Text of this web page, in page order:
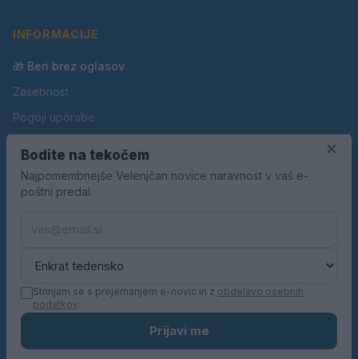
INFORMACIJE
🎁 Beri brez oglasov
Zasebnost
Pogoji uporabe
Oglaševanje
Kontakt
KN MEDIA d.o.o.
×
Bodite na tekočem
Najpomembnejše Velenjčan novice naravnost v vaš e-
poštni predal.
Strinjam se s prejemanjem e-novic in z obdelavo osebnih
podatkov.
Prijavi me